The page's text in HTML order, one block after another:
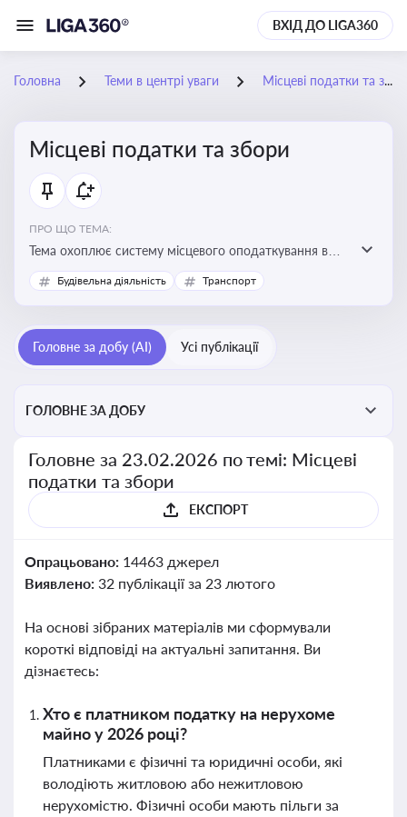
ВХІД ДО LIGA360
Головна Теми в центрі уваги Місцеві податки та збори
Місцеві податки та збори
ПРО ЩО ТЕМА:
Тема охоплює систему місцевого оподаткування в
Україні, включаючи туристичний збір, плату за
земельні ділянки, за паркування транспорту
Будівельна діяльність Транспорт
Головне за добу (AI) Усі публікації
ГОЛОВНЕ ЗА ДОБУ
Головне за 23.02.2026 по темі: Місцеві
податки та збори
ЕКСПОРТ
Опрацьовано: 14463 джерел
Виявлено: 32 публікації за 23 лютого
На основі зібраних матеріалів ми сформували
короткі відповіді на актуальні запитання. Ви
дізнаєтесь:
Хто є платником податку на нерухоме
майно у 2026 році?
Платниками є фізичні та юридичні особи, які
володіють житловою або нежитловою
нерухомістю. Фізичні особи мають пільги за